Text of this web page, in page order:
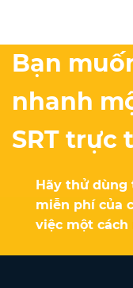
Bạn
nhanh
SRT trực
Hãy thử
miễn phí của
việc một